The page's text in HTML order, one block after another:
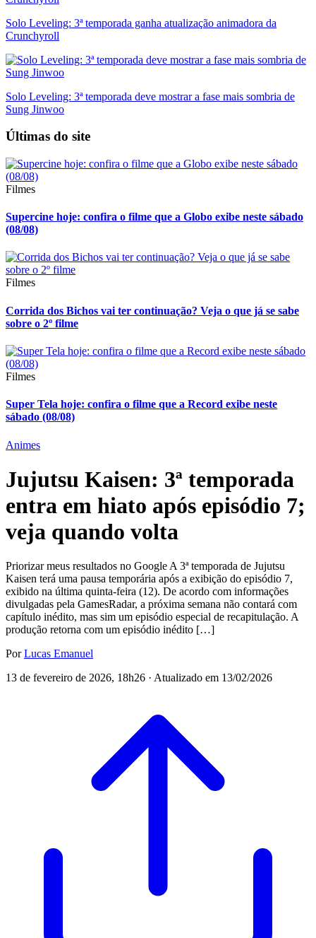
Solo Leveling: 3ª temporada ganha atualização animadora da
Crunchyroll
Solo Leveling: 3ª temporada deve mostrar a fase mais sombria de
Sung Jinwoo
Últimas do site
Filmes
Supercine hoje: confira o filme que a Globo exibe neste sábado
(08/08)
Filmes
Corrida dos Bichos vai ter continuação? Veja o que já se sabe
sobre o 2º filme
Filmes
Super Tela hoje: confira o filme que a Record exibe neste
sábado (08/08)
Animes
Jujutsu Kaisen: 3ª temporada
entra em hiato após episódio 7;
veja quando volta
Priorizar meus resultados no Google A 3ª temporada de Jujutsu
Kaisen terá uma pausa temporária após a exibição do episódio 7,
exibido na última quinta-feira (12). De acordo com informações
divulgadas pela GamesRadar, a próxima semana não contará com
capítulo inédito, mas sim um episódio especial de recapitulação. A
produção retorna com um episódio inédito […]
PorLucas Emanuel
13 de fevereiro de 2026, 18h26 · Atualizado em 13/02/2026